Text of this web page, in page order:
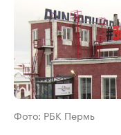
Фото: РБК Пермь